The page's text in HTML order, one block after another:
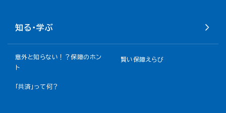
知る・学ぶ
意外と知らない！？保障のホン
ト
賢い保障えらび
「共済」って何？